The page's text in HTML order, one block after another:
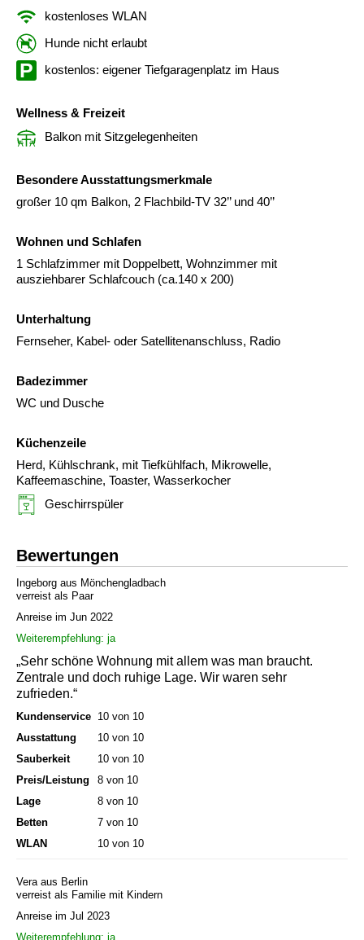
kostenloses WLAN
Hunde nicht erlaubt
kostenlos: eigener Tiefgaragenplatz im Haus
Wellness & Freizeit
Balkon mit Sitzgelegenheiten
Besondere Ausstattungsmerkmale
großer 10 qm Balkon, 2 Flachbild-TV 32’’ und 40’’
Wohnen und Schlafen
1 Schlafzimmer mit Doppelbett, Wohnzimmer mit
ausziehbarer Schlafcouch (ca.140 x 200)
Unterhaltung
Fernseher, Kabel- oder Satellitenanschluss, Radio
Badezimmer
WC und Dusche
Küchenzeile
Herd, Kühlschrank, mit Tiefkühlfach, Mikrowelle,
Kaffeemaschine, Toaster, Wasserkocher
Geschirrspüler
Bewertungen
Ingeborg aus Mönchengladbach
verreist als Paar
Anreise im Jun 2022
Weiterempfehlung: ja
„Sehr schöne Wohnung mit allem was man braucht.
Zentrale und doch ruhige Lage. Wir waren sehr
zufrieden.“
Kundenservice 10 von 10
Ausstattung
10 von 10
Sauberkeit
10 von 10
Preis/Leistung
8 von 10
Lage
8 von 10
Betten
7 von 10
WLAN
10 von 10
Vera aus Berlin
verreist als Familie mit Kindern
Anreise im Jul 2023
Weiterempfehlung: ja